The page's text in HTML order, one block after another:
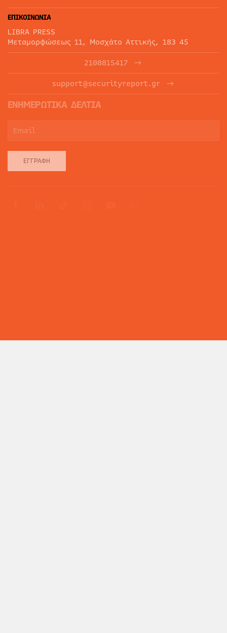
ΕΠΙΚΟΙΝΩΝΙΑ
LIBRA PRESS
Μεταμορφώσεως 11, Μοσχάτο Αττικής, 183 45
2108815417
support@securityreport.gr
ΕΝΗΜΕΡΩΤΙΚΑ ΔΕΛΤΙΑ
ΕΓΓΡΑΦΉ